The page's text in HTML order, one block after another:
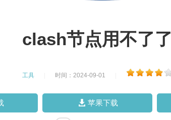
clash节点用不了了
工具 时间：2024-09-01
苹果下载